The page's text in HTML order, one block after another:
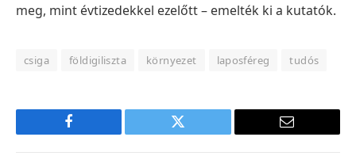
meg, mint évtizedekkel ezelőtt – emelték ki a kutatók.
csiga földigiliszta környezet laposféreg tudós
Facebook Twitter
E-